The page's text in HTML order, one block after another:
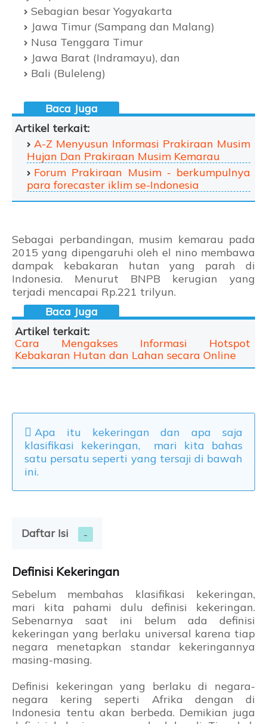
Sebagian besar Yogyakarta
Jawa Timur (Sampang dan Malang)
Nusa Tenggara Timur
Jawa Barat (Indramayu), dan
Bali (Buleleng)
Artikel terkait:
A-Z Menyusun Informasi Prakiraan Musim
Hujan Dan Prakiraan Musim Kemarau
Forum Prakiraan Musim - berkumpulnya
para forecaster iklim se-Indonesia
Sebagai perbandingan, musim kemarau pada
2015 yang dipengaruhi oleh el nino membawa
dampak kebakaran hutan yang parah di
Indonesia. Menurut BNPB kerugian yang
terjadi mencapai Rp.221 trilyun.
Artikel terkait:
Cara Mengakses Informasi Hotspot
Kebakaran Hutan dan Lahan secara Online
Apa itu kekeringan dan apa saja
klasifikasi kekeringan, mari kita bahas
satu persatu seperti yang tersaji di bawah
ini.
Daftar Isi
Definisi Kekeringan
Sebelum membahas klasifikasi kekeringan,
mari kita pahami dulu definisi kekeringan.
Sebenarnya saat ini belum ada definisi
kekeringan yang berlaku universal karena tiap
negara menetapkan standar kekeringannya
masing-masing.
Definisi kekeringan yang berlaku di negara-
negara kering seperti Afrika dengan di
Indonesia tentu akan berbeda. Demikian juga